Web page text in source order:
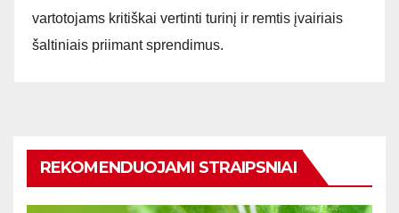
vartotojams kritiškai vertinti turinį ir remtis įvairiais
šaltiniais priimant sprendimus.
REKOMENDUOJAMI STRAIPSNIAI